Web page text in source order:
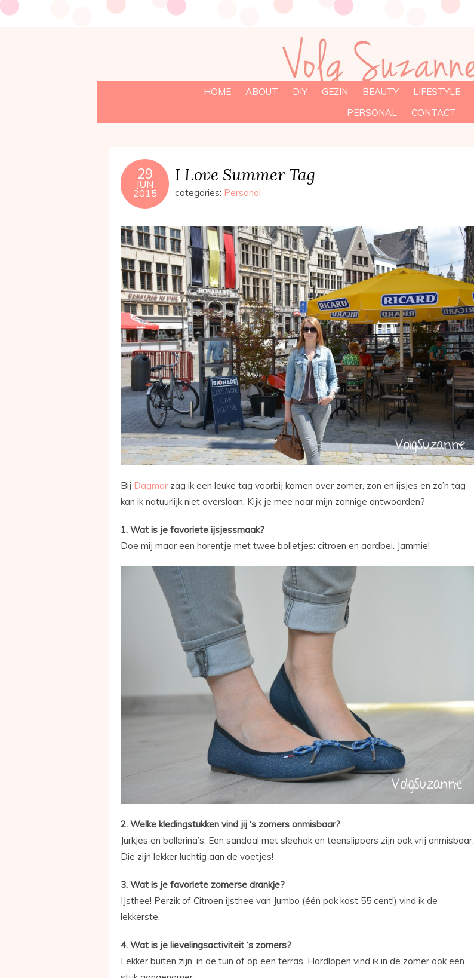
HOME ABOUT DIY GEZIN BEAUTY LIFESTYLE
PERSONAL
CONTACT
29
JUN
2015
I Love Summer Tag
categories: Personal
Bij Dagmar zag ik een leuke tag voorbij komen over zomer, zon en ijsjes en zo’n tag
kan ik natuurlijk niet overslaan. Kijk je mee naar mijn zonnige antwoorden?
1. Wat is je favoriete ijsjessmaak?
Doe mij maar een horentje met twee bolletjes: citroen en aardbei. Jammie!
2. Welke kledingstukken vind jij ‘s zomers onmisbaar?
Jurkjes en ballerina’s. Een sandaal met sleehak en teenslippers zijn ook vrij onmisbaar.
Die zijn lekker luchtig aan de voetjes!
3. Wat is je favoriete zomerse drankje?
IJsthee! Perzik of Citroen ijsthee van Jumbo (één pak kost 55 cent!) vind ik de
lekkerste.
4. Wat is je lievelingsactiviteit ‘s zomers?
Lekker buiten zijn, in de tuin of op een terras. Hardlopen vind ik in de zomer ook een